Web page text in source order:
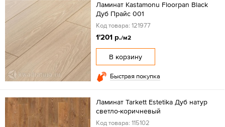
Ламинат Kastamonu Floorpan Black
Дуб Прайс 001
Код товара: 121977
1'201 р./м2
В корзину
Быстрая покупка
Ламинат Tarkett Estetika Дуб натур
светло-коричневый
Код товара: 115102